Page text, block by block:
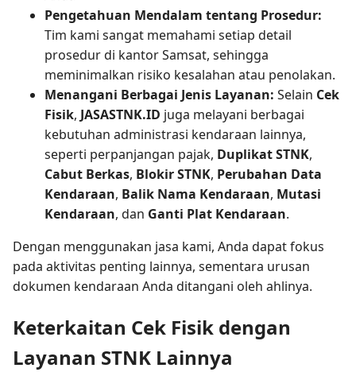
Pengetahuan Mendalam tentang Prosedur:
Tim kami sangat memahami setiap detail
prosedur di kantor Samsat, sehingga
meminimalkan risiko kesalahan atau penolakan.
Menangani Berbagai Jenis Layanan: Selain Cek
Fisik, JASASTNK.ID juga melayani berbagai
kebutuhan administrasi kendaraan lainnya,
seperti perpanjangan pajak, Duplikat STNK,
Cabut Berkas, Blokir STNK, Perubahan Data
Kendaraan, Balik Nama Kendaraan, Mutasi
Kendaraan, dan Ganti Plat Kendaraan.
Dengan menggunakan jasa kami, Anda dapat fokus
pada aktivitas penting lainnya, sementara urusan
dokumen kendaraan Anda ditangani oleh ahlinya.
Keterkaitan Cek Fisik dengan
Layanan STNK Lainnya